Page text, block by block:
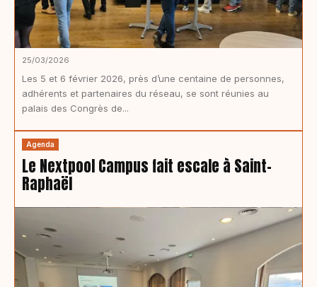
25/03/2026
Les 5 et 6 février 2026, près d’une centaine de personnes,
adhérents et partenaires du réseau, se sont réunies au
palais des Congrès de...
Agenda
Le Nextpool Campus fait escale à Saint-
Raphaël